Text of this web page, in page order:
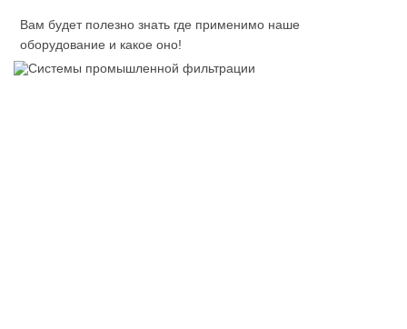
Вам будет полезно знать где применимо наше
оборудование и какое оно!